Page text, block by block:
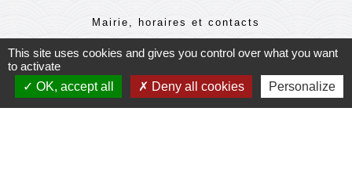
Mairie, horaires et contacts
2, Rue de l'Orme
55000 Longeville-en-Barrois - FRANCE
+33 3 29 79 19 24
This site uses cookies and gives you control over what you want
to activate
OK, accept all
Deny all cookies Personalize